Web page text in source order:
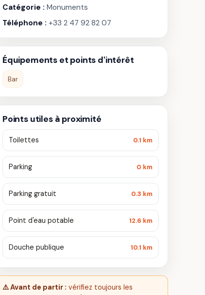
Catégorie : Monuments
Téléphone : +33 2 47 92 82 07
Équipements et points d'intérêt
Bar
Points utiles à proximité
Toilettes 0.1 km
Parking 0 km
Parking gratuit 0.3 km
Point d'eau potable 12.6 km
Douche publique 10.1 km
⚠️ Avant de partir : vérifiez toujours les